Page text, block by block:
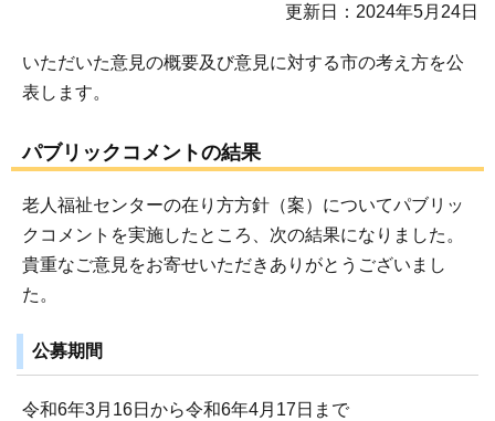
更新日：2024年5月24日
いただいた意見の概要及び意見に対する市の考え方を公
表します。
パブリックコメントの結果
老人福祉センターの在り方方針（案）についてパブリッ
クコメントを実施したところ、次の結果になりました。
貴重なご意見をお寄せいただきありがとうございまし
た。
公募期間
令和6年3月16日から令和6年4月17日まで